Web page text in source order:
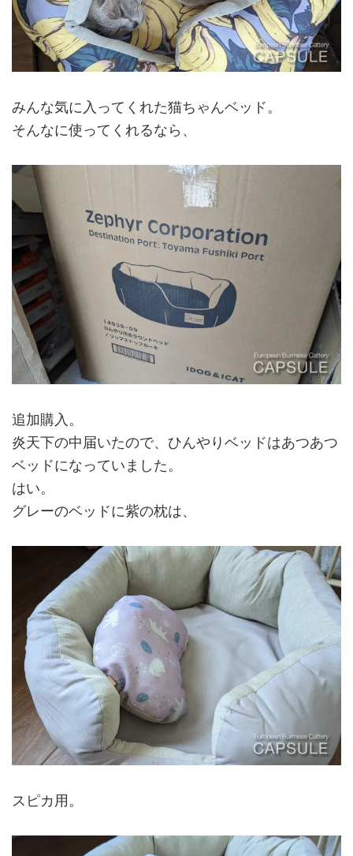
みんな気に入ってくれた猫ちゃんベッド。
そんなに使ってくれるなら、
追加購入。
炎天下の中届いたので、ひんやりベッドはあつあつ
ベッドになっていました。
はい。
グレーのベッドに紫の枕は、
スピカ用。